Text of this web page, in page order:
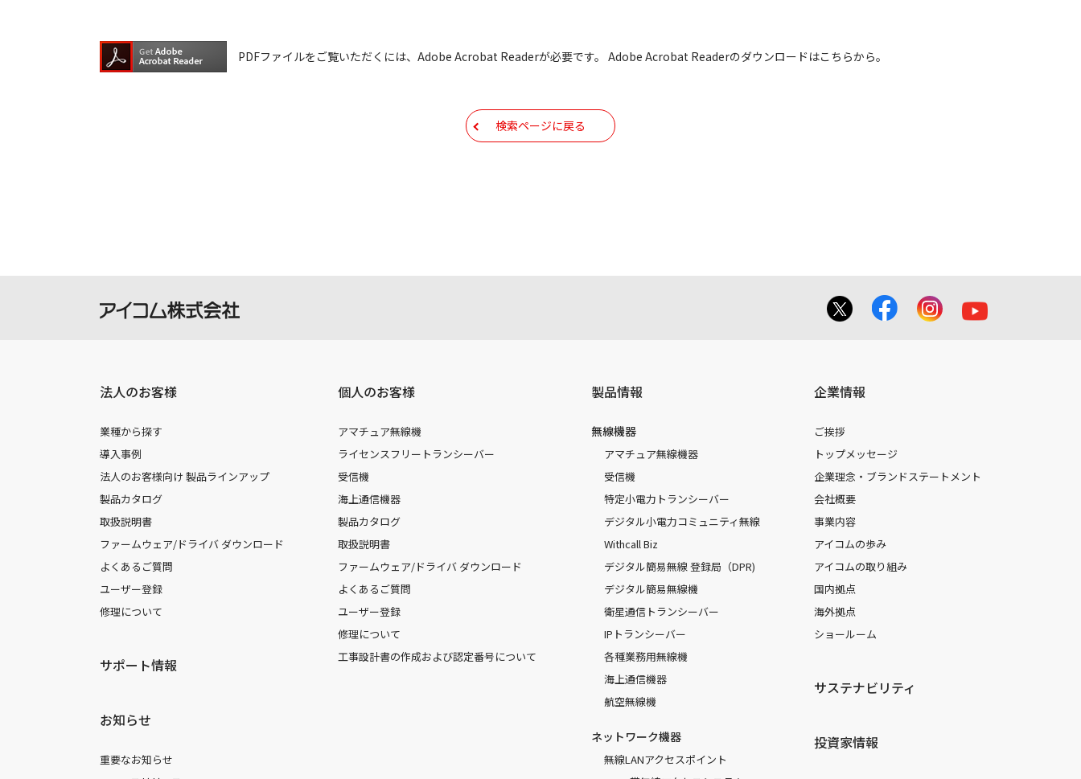
ウェアデータの書換は、保証期間中でも有償修理となります。あらかじめご了承ください
本サービスは、予告なく中止または内容を変更する場合がございます。あらかじめご了承ください。
PDFファイルをご覧いただくには、Adobe Acrobat Readerが必要です。 Adobe Acrobat Readerのダウンロードはこちらから。
検索ページに戻る
法人のお客様
業種から探す
導入事例
法人のお客様向け 製品ラインアップ
製品カタログ
取扱説明書
ファームウェア/ドライバ ダウンロード
よくあるご質問
ユーザー登録
修理について
サポート情報
お知らせ
重要なお知らせ
個人のお客様
アマチュア無線機
ライセンスフリートランシーバー
受信機
海上通信機器
製品カタログ
取扱説明書
ファームウェア/ドライバ ダウンロード
よくあるご質問
ユーザー登録
修理について
工事設計書の作成および認定番号について
製品情報
無線機器
アマチュア無線機器
受信機
特定小電力トランシーバー
デジタル小電力コミュニティ無線
Withcall Biz
デジタル簡易無線 登録局（DPR)
デジタル簡易無線機
衛星通信トランシーバー
IPトランシーバー
各種業務用無線機
海上通信機器
航空無線機
ネットワーク機器
無線LANアクセスポイント
企業情報
ご挨拶
トップメッセージ
企業理念・ブランドステートメント
会社概要
事業内容
アイコムの歩み
アイコムの取り組み
国内拠点
海外拠点
ショールーム
サステナビリティ
投資家情報